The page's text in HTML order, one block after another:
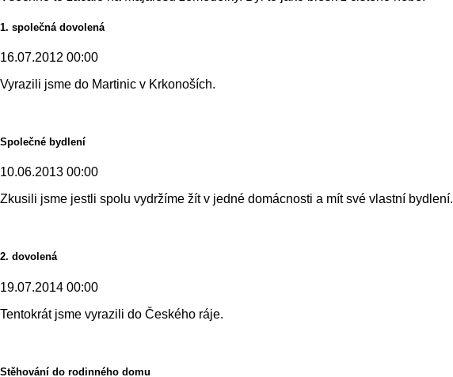
1. společná dovolená
16.07.2012 00:00
Vyrazili jsme do Martinic v Krkonoších.
Společné bydlení
10.06.2013 00:00
Zkusili jsme jestli spolu vydržíme žít v jedné domácnosti a mít své vlastní bydlení.
2. dovolená
19.07.2014 00:00
Tentokrát jsme vyrazili do Českého ráje.
Stěhování do rodinného domu